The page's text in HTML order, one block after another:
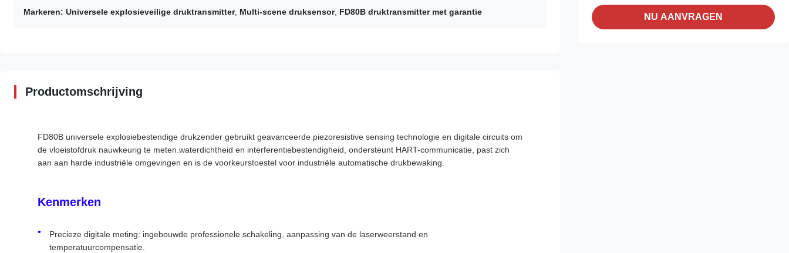
Markeren: Universele explosieveilige druktransmitter, Multi-scene druksensor, FD80B druktransmitter met garantie
Productomschrijving
FD80B universele explosiebestendige drukzender gebruikt geavanceerde piezoresistive sensing technologie en digitale circuits om
de vloeistofdruk nauwkeurig te meten.waterdichtheid en interferentiebestendigheid, ondersteunt HART-communicatie, past zich
aan aan harde industriële omgevingen en is de voorkeurstoestel voor industriële automatische drukbewaking.
Kenmerken
Precieze digitale meting: ingebouwde professionele schakeling, aanpassing van de laserweerstand en
temperatuurcompensatie.
NU AANVRAGEN